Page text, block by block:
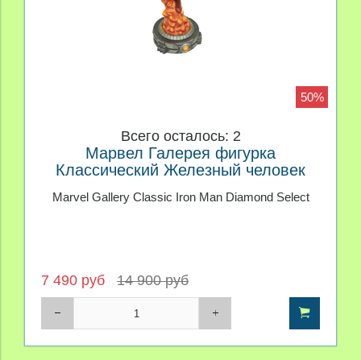
50%
Всего осталось: 2
Марвел Галерея фигурка
Классический Железный человек
Marvel Gallery Classic Iron Man Diamond Select
7 490 руб 14 900 руб